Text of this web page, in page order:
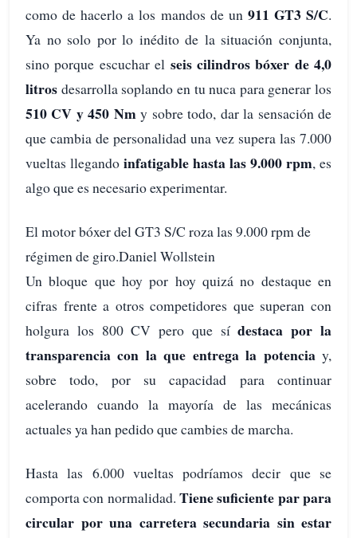
como de hacerlo a los mandos de un 911 GT3 S/C.
Ya no solo por lo inédito de la situación conjunta,
sino porque escuchar el seis cilindros bóxer de 4,0
litros desarrolla soplando en tu nuca para generar los
510 CV y 450 Nmy sobre todo, dar la sensación de
que cambia de personalidad una vez supera las 7.000
vueltas llegando infatigable hasta las 9.000 rpm, es
algo que es necesario experimentar.
El motor bóxer del GT3 S/C roza las 9.000 rpm de
régimen de giro.Daniel Wollstein
Un bloque que hoy por hoy quizá no destaque en
cifras frente a otros competidores que superan con
holgura los 800 CV pero que sídestaca por la
transparencia con la que entrega la potenciay,
sobre todo, por su capacidad para continuar
acelerando cuando la mayoría de las mecánicas
actuales ya han pedido que cambies de marcha.
Hasta las 6.000 vueltas podríamos decir que se
comporta con normalidad. Tiene suficiente par para
circular por una carretera secundaria sin estar